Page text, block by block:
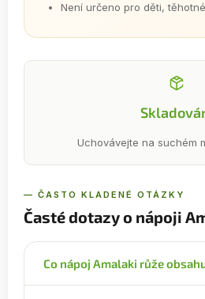
Není určeno pro děti,
Uchovávejte na suchém
— ČASTO KLADENÉ OTÁZKY
Časté dotazy o nápoji
Co nápoj Amalaki růže